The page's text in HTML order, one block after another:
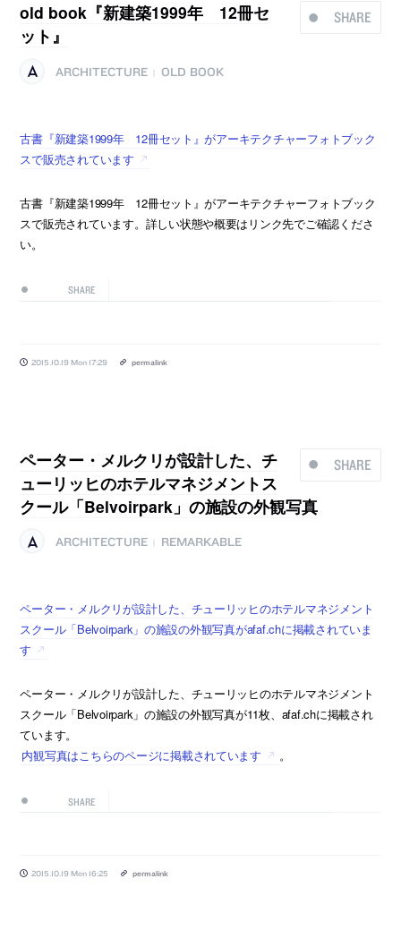
SHARE
old book『新建築1999年 12冊セ
ット』
ARCHITECTURE OLD BOOK
古書『新建築1999年 12冊セット』がアーキテクチャーフォトブック
スで販売されています
古書『新建築1999年 12冊セット』がアーキテクチャーフォトブック
スで販売されています。詳しい状態や概要はリンク先でご確認くださ
い。
SHARE
2015.10.19 Mon 17:29 permalink
SHARE
ペーター・メルクリが設計した、チ
ューリッヒのホテルマネジメントス
クール「Belvoirpark」の施設の外観写真
ARCHITECTURE REMARKABLE
ペーター・メルクリが設計した、チューリッヒのホテルマネジメント
スクール「Belvoirpark」の施設の外観写真がafaf.chに掲載されていま
す
ペーター・メルクリが設計した、チューリッヒのホテルマネジメント
スクール「Belvoirpark」の施設の外観写真が11枚、afaf.chに掲載され
ています。
内観写真はこちらのページに掲載されています
。
SHARE
2015.10.19 Mon 16:25 permalink